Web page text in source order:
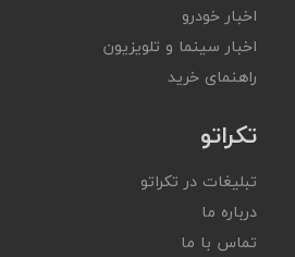
اخبار خودرو
اخبار سینما و تلویزیون
راهنمای خرید
تکراتو
تبلیغات در تکراتو
درباره ما
تماس با ما